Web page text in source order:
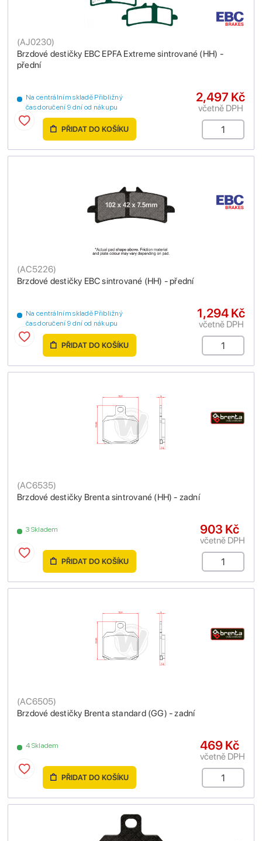
Brzdové destičky EBC EPFA Extreme sintrované (HH) -
přední
(AJ0230)
Na centrálním skladě Přibližný
čas doručení 9 dní od nákupu
2,497 Kč
včetně DPH
PŘIDAT DO KOŠÍKU
Brzdové destičky EBC sintrované (HH) - přední
(AC5226)
Na centrálním skladě Přibližný
čas doručení 9 dní od nákupu
1,294 Kč
včetně DPH
PŘIDAT DO KOŠÍKU
Brzdové destičky Brenta sintrované (HH) - zadní
(AC6535)
3 Skladem 903 Kč
včetně DPH
PŘIDAT DO KOŠÍKU
Brzdové destičky Brenta standard (GG) - zadní
(AC6505)
4 Skladem 469 Kč
včetně DPH
PŘIDAT DO KOŠÍKU